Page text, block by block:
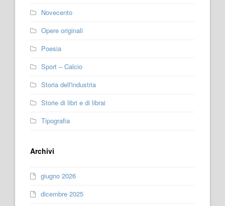
Novecento
Opere originali
Poesia
Sport – Calcio
Storia dell'industria
Storie di libri e di librai
Tipografia
Archivi
giugno 2026
dicembre 2025